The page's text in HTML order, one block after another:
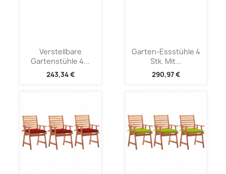
Verstellbare
Gartenstühle 4...
243,34 €
Garten-Essstühle 4
Stk. Mit...
290,97 €